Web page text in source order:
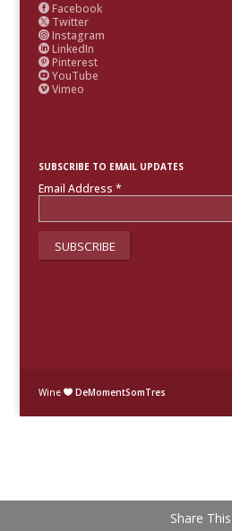
 Facebook
 Twitter
 Instagram
 LinkedIn
 Pinterest
 YouTube
 Vimeo
SUBSCRIBE TO EMAIL UPDATES
Email Address *
Wine  DeMomentSomTres
Share This